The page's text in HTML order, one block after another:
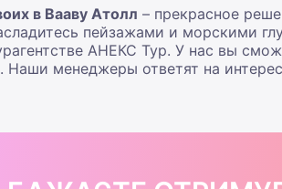
в Вааву Атолл – прекрасное
пейзажами и морскими
АНЕКС Тур. У нас вы
Наши менеджеры ответят на